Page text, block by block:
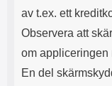
av t.ex. ett
Observera att
om appliceringen
En del